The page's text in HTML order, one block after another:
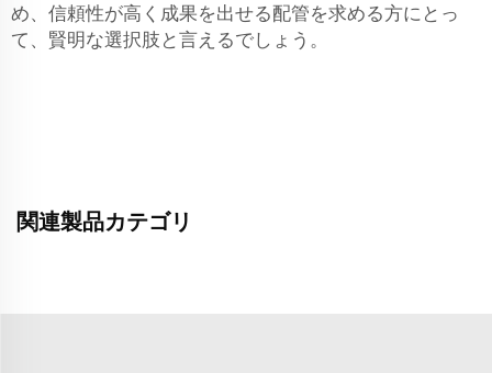
め、信頼性が高く成果を出せる配管を求める方にとっ
て、賢明な選択肢と言えるでしょう。
関連製品カテゴリ